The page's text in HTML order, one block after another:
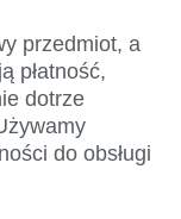
przedmiot, a
płatność,
dotrze
do obsługi